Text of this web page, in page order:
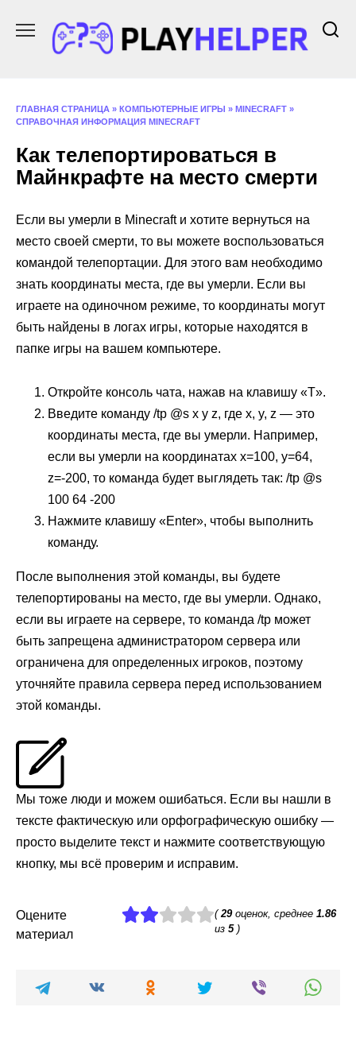
содержанию
ГЛАВНАЯ СТРАНИЦА » КОМПЬЮТЕРНЫЕ ИГРЫ » MINECRAFT »
СПРАВОЧНАЯ ИНФОРМАЦИЯ MINECRAFT
Как телепортироваться в
Майнкрафте на место смерти
Если вы умерли в Minecraft и хотите вернуться на
место своей смерти, то вы можете воспользоваться
командой телепортации. Для этого вам необходимо
знать координаты места, где вы умерли. Если вы
играете на одиночном режиме, то координаты могут
быть найдены в логах игры, которые находятся в
папке игры на вашем компьютере.
Откройте консоль чата, нажав на клавишу «T».
Введите команду /tp @s x y z, где x, y, z — это
координаты места, где вы умерли. Например,
если вы умерли на координатах x=100, y=64,
z=-200, то команда будет выглядеть так: /tp @s
100 64 -200
Нажмите клавишу «Enter», чтобы выполнить
команду.
После выполнения этой команды, вы будете
телепортированы на место, где вы умерли. Однако,
если вы играете на сервере, то команда /tp может
быть запрещена администратором сервера или
ограничена для определенных игроков, поэтому
уточняйте правила сервера перед использованием
этой команды.
Мы тоже люди и можем ошибаться. Если вы нашли в
тексте фактическую или орфографическую ошибку —
просто выделите текст и нажмите соответствующую
кнопку, мы всё проверим и исправим.
Оцените
материал
(29оценок, среднее 1.86
из 5)